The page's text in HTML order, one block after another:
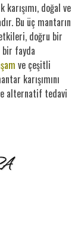
doğal ve
Bu üç mantarın
doğru bir
fayda
ve çeşitli
karışımını
alternatif tedavi